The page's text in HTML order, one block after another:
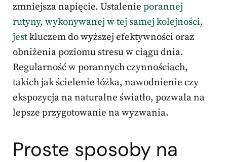
zmniejsza napięcie. Ustalenie porannej
rutyny, wykonywanej w tej samej kolejności,
jestkluczem do wyższej efektywności oraz
obniżenia poziomu stresu w ciągu dnia.
Regularność w porannych czynnościach,
takich jak ścielenie łóżka, nawodnienie czy
ekspozycja na naturalne światło, pozwala na
lepsze przygotowanie na wyzwania.
Proste sposoby na